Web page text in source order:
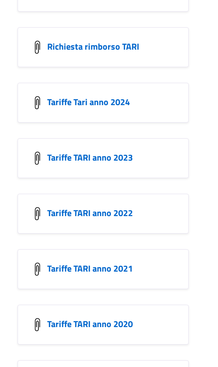
Richiesta rimborso TARI
Tariffe Tari anno 2024
Tariffe TARI anno 2023
Tariffe TARI anno 2022
Tariffe TARI anno 2021
Tariffe TARI anno 2020